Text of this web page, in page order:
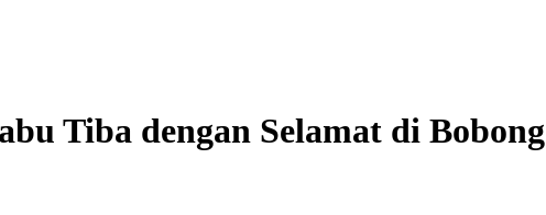
Tiba dengan Selamat di Bobong